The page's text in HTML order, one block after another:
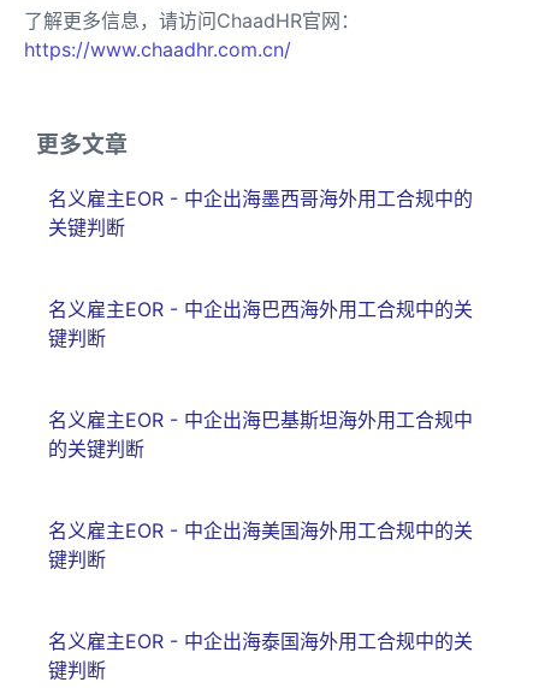
了解更多信息，请访问ChaadHR官网：
https://www.chaadhr.com.cn/
更多文章
名义雇主EOR - 中企出海墨西哥海外用工合规中的
关键判断
名义雇主EOR - 中企出海巴西海外用工合规中的关
键判断
名义雇主EOR - 中企出海巴基斯坦海外用工合规中
的关键判断
名义雇主EOR - 中企出海美国海外用工合规中的关
键判断
名义雇主EOR - 中企出海泰国海外用工合规中的关
键判断